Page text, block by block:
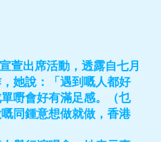
萱出席活動，透露自七月
她說：「遇到嘅人都好
嘢會好有滿足感。（乜
同鍾意想做就做，香港